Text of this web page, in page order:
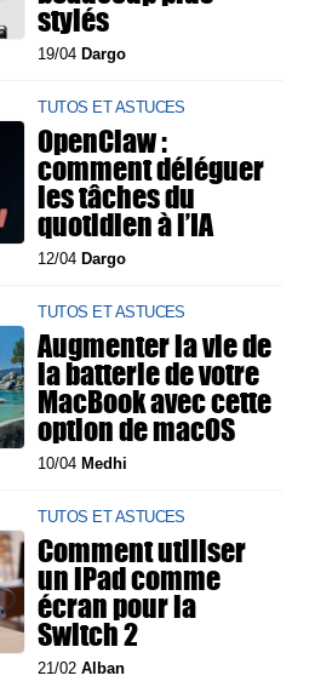
stylés
19/04Dargo
TUTOS ET ASTUCES
OpenClaw :
comment déléguer
les tâches du
quotidien à l’IA
12/04Dargo
TUTOS ET ASTUCES
Augmenter la vie de
la batterie de votre
MacBook avec cette
option de macOS
10/04Medhi
TUTOS ET ASTUCES
Comment utiliser
un iPad comme
écran pour la
Switch 2
21/02Alban